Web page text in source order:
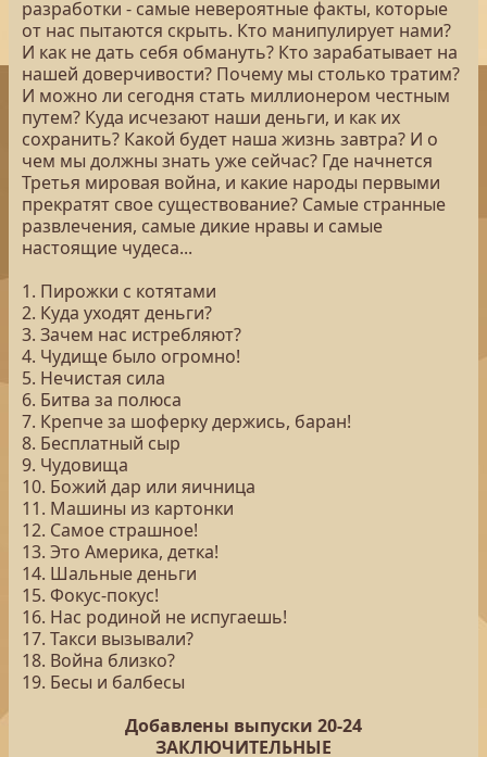
разработки - самые невероятные факты, которые
от нас пытаются скрыть. Кто манипулирует нами?
И как не дать себя обмануть? Кто зарабатывает на
нашей доверчивости? Почему мы столько тратим?
И можно ли сегодня стать миллионером честным
путем? Куда исчезают наши деньги, и как их
сохранить? Какой будет наша жизнь завтра? И о
чем мы должны знать уже сейчас? Где начнется
Третья мировая война, и какие народы первыми
прекратят свое существование? Самые странные
развлечения, самые дикие нравы и самые
настоящие чудеса...
1. Пирожки с котятами
2. Куда уходят деньги?
3. Зачем нас истребляют?
4. Чудище было огромно!
5. Нечистая сила
6. Битва за полюса
7. Крепче за шоферку держись, баран!
8. Бесплатный сыр
9. Чудовища
10. Божий дар или яичница
11. Машины из картонки
12. Самое страшное!
13. Это Америка, детка!
14. Шальные деньги
15. Фокус-покус!
16. Нас родиной не испугаешь!
17. Такси вызывали?
18. Война близко?
19. Бесы и балбесы
Добавлены выпуски 20-24
ЗАКЛЮЧИТЕЛЬНЫЕ